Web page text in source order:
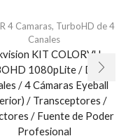
4 Camaras, TurboHD de 4
Canales
KIT COLORVU
1080pLite / DVR 4
/ 4 Cámaras Eyeball
/ Transceptores /
/ Fuente de Poder
Profesional